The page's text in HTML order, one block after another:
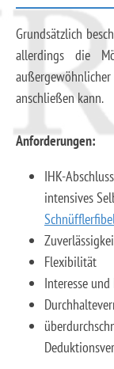
Grundsätzlich
allerdings die
anschließen kann.
Anforderungen:
IHK-
intensives
Flexibilität
Interesse